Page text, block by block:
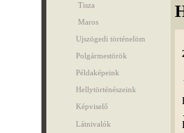
Tisza
Maros
Ujszögedi történelöm
Polgármestörök
Példaképeink
Hellytörténészeink
Képviselő
Látnivalók